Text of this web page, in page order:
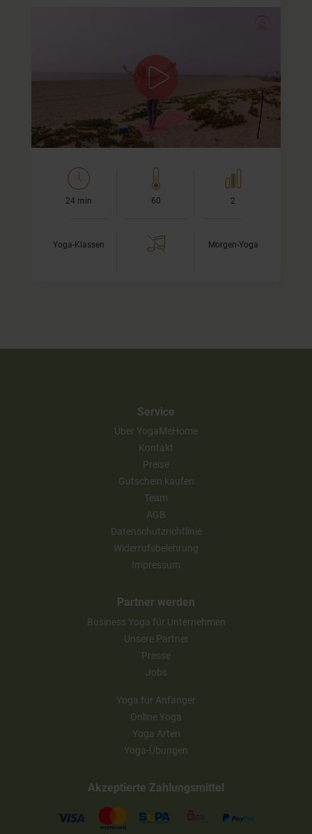
In diesem kurz-knackigen Yoga Video am Strand
erwarten Dich einige Asanas, die die Wirbelsäule
mobilisieren, die Schultern und Arme kräftigen und den
ganzen…
24 min 60 2
Yoga-Klassen Morgen-Yoga
Service
Über YogaMeHome
Kontakt
Preise
Gutschein kaufen
Team
AGB
Datenschutzrichtlinie
Widerrufsbelehrung
Impressum
Partner werden
Business Yoga für Unternehmen
Unsere Partner
Presse
Jobs
Yoga für Anfänger
Online Yoga
Yoga Arten
Yoga-Übungen
Akzeptierte Zahlungsmittel